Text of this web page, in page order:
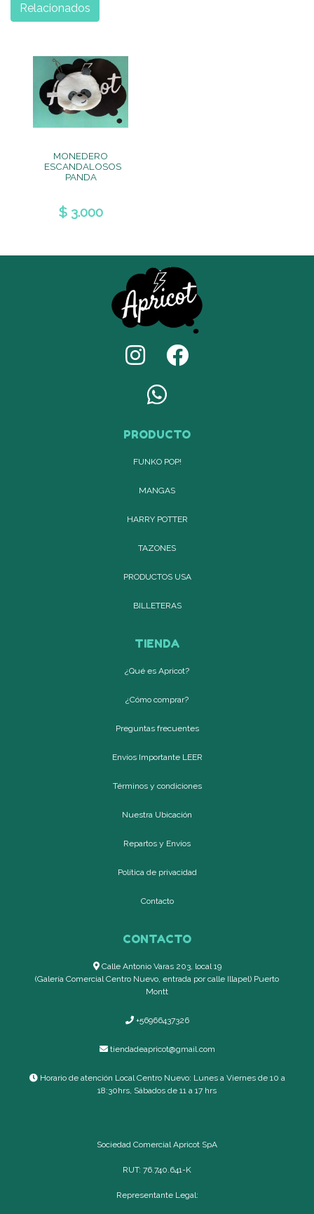
MONEDERO
ESCANDALOSOS
PANDA
$ 3.000
Relacionados
PRODUCTO
FUNKO POP!
MANGAS
HARRY POTTER
TAZONES
PRODUCTOS USA
BILLETERAS
TIENDA
¿Qué es Apricot?
¿Cómo comprar?
Preguntas frecuentes
Envíos Importante LEER
Términos y condiciones
Nuestra Ubicación
Repartos y Envíos
Política de privacidad
Contacto
CONTACTO
Calle Antonio Varas 203, local 19
(Galería Comercial Centro Nuevo, entrada por calle Illapel) Puerto
Montt
+56966437326
tiendadeapricot@gmail.com
Horario de atención Local Centro Nuevo: Lunes a Viernes de 10 a
18:30hrs, Sábados de 11 a 17 hrs
Sociedad Comercial Apricot SpA
RUT: 76.740.641-K
Representante Legal: